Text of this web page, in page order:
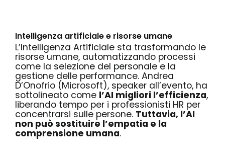
Intelligenza artificiale e risorse umane
L’Intelligenza Artificiale sta trasformando le
risorse umane, automatizzando processi
come la selezione del personale e la
gestione delle performance. Andrea
D’Onofrio (Microsoft), speaker all’evento, ha
sottolineato come l’AI migliori l’efficienza,
liberando tempo per i professionisti HR per
concentrarsi sulle persone. Tuttavia, l’AI
non può sostituire l’empatia e la
comprensione umana.